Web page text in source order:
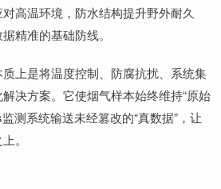
高温环境，防水结构提升野外耐久
精准的基础防线。
上是将温度控制、防腐抗扰、系统集
决方案。它使烟气样本始终维持“原始
测系统输送未经篡改的“真数据”，让
。